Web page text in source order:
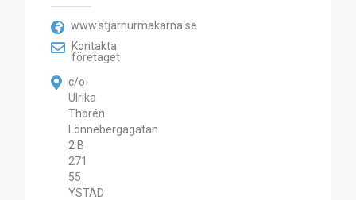
www.stjarnurmakarna.se
Kontakta
företaget
c/o
Ulrika
Thorén
Lönnebergagatan
2 B
271
55
YSTAD